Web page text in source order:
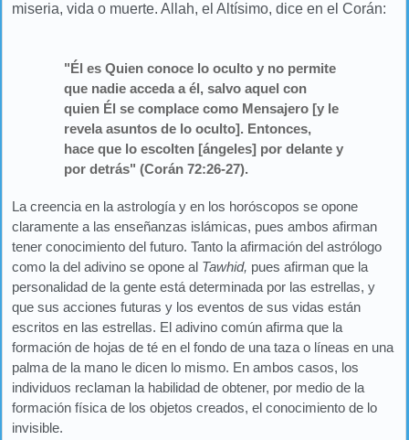
miseria, vida o muerte. Allah, el Altísimo, dice en el Corán:
"Él es Quien conoce lo oculto y no permite
que nadie acceda a él, salvo aquel con
quien Él se complace como Mensajero [y le
revela asuntos de lo oculto]. Entonces,
hace que lo escolten [ángeles] por delante y
por detrás" (Corán 72:26-27).
La creencia en la astrología y en los horóscopos se opone
claramente a las enseñanzas islámicas, pues ambos afirman
tener conocimiento del futuro. Tanto la afirmación del astrólogo
como la del adivino se opone al Tawhid, pues afirman que la
personalidad de la gente está determinada por las estrellas, y
que sus acciones futuras y los eventos de sus vidas están
escritos en las estrellas. El adivino común afirma que la
formación de hojas de té en el fondo de una taza o líneas en una
palma de la mano le dicen lo mismo. En ambos casos, los
individuos reclaman la habilidad de obtener, por medio de la
formación física de los objetos creados, el conocimiento de lo
invisible.